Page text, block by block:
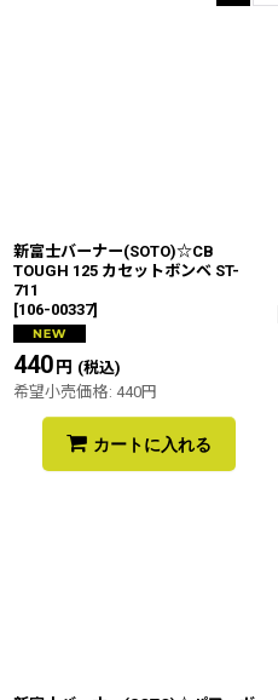
新富士バーナー(SOTO)☆CB
TOUGH 125 カセットボンベ ST-
711
[106-00337]
440円 (税込)
希望小売価格: 440円
カートに入れる